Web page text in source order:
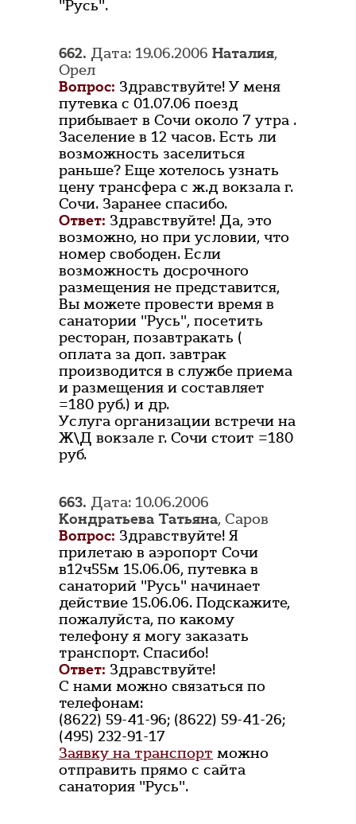
"Русь".
662. Дата: 19.06.2006 Наталия,
Орел
Вопрос: Здравствуйте! У меня
путевка с 01.07.06 поезд
прибывает в Сочи около 7 утра .
Заселение в 12 часов. Есть ли
возможность заселиться
раньше? Еще хотелось узнать
цену трансфера с ж.д вокзала г.
Сочи. Заранее спасибо.
Ответ: Здравствуйте! Да, это
возможно, но при условии, что
номер свободен. Если
возможность досрочного
размещения не представится,
Вы можете провести время в
санатории "Русь", посетить
ресторан, позавтракать (
оплата за доп. завтрак
производится в службе приема
и размещения и составляет
=180 руб.) и др.
Услуга организации встречи на
Ж\Д вокзале г. Сочи стоит =180
руб.
663. Дата: 10.06.2006
Кондратьева Татьяна, Саров
Вопрос: Здравствуйте! Я
прилетаю в аэропорт Сочи
в12ч55м 15.06.06, путевка в
санаторий "Русь" начинает
действие 15.06.06. Подскажите,
пожалуйста, по какому
телефону я могу заказать
транспорт. Спасибо!
Ответ: Здравствуйте!
С нами можно связаться по
телефонам:
(8622) 59-41-96; (8622) 59-41-26;
(495) 232-91-17
Заявку на транспорт можно
отправить прямо с сайта
санатория "Русь".